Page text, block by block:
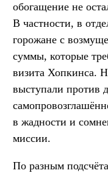
обогащение не
В частности, в
горожане с
суммы, которые
визита Хопкинса.
выступали против
в жадности и
миссии.
По разным